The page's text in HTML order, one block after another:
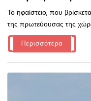
Το ηφαίστειο, που
της πρωτεύουσας της
Περισσότερα